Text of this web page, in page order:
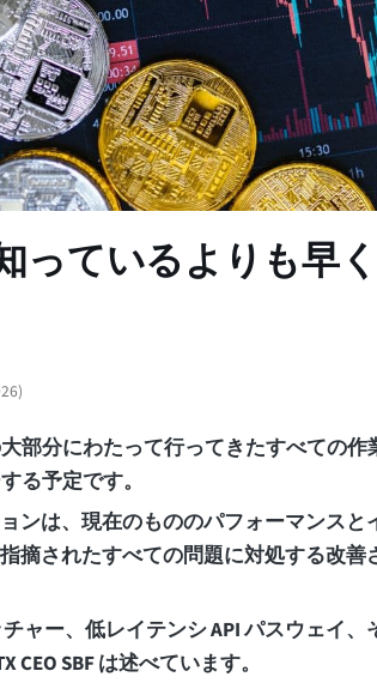
っているよりも早
)
部分にわたって行ってきたすべての作
る予定です。
ンは、現在のもののパフォーマンスと
摘されたすべての問題に対処する改善
ャー、低レイテンシ API パスウェイ
SBF は述べています。